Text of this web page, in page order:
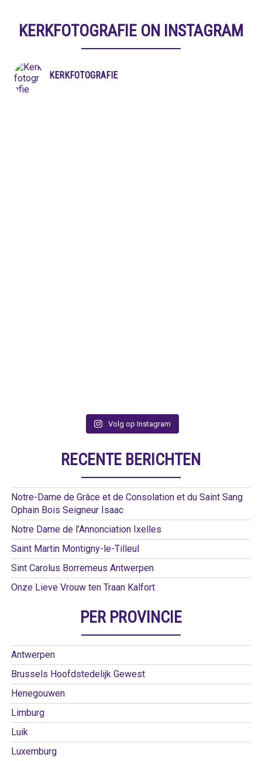
KERKFOTOGRAFIE ON INSTAGRAM
KERKFOTOGRAFIE
Volg op Instagram
RECENTE BERICHTEN
Notre-Dame de Grâce et de Consolation et du Saint Sang
Ophain Bois Seigneur Isaac
Notre Dame de l’Annonciation Ixelles
Saint Martin Montigny-le-Tilleul
Sint Carolus Borremeus Antwerpen
Onze Lieve Vrouw ten Traan Kalfort
PER PROVINCIE
Antwerpen
Brussels Hoofdstedelijk Gewest
Henegouwen
Limburg
Luik
Luxemburg